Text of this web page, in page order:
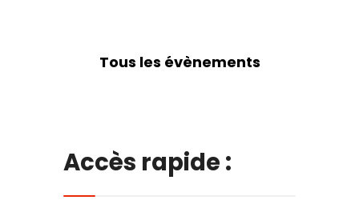
Tous les évènements
Accès rapide :